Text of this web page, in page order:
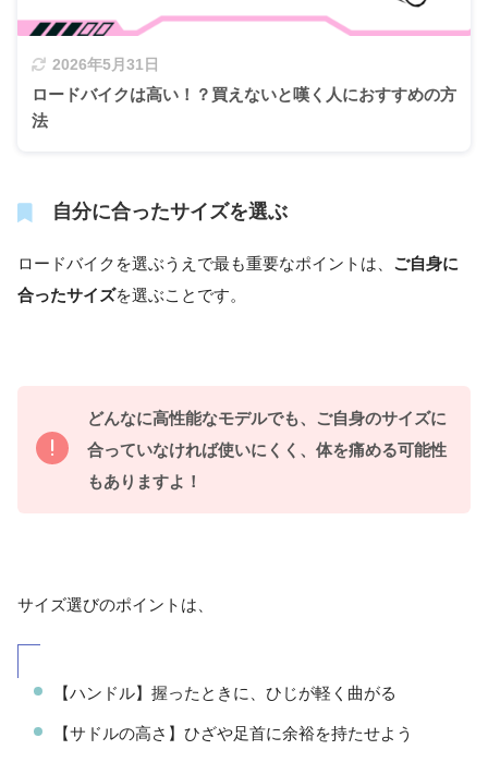
2026年5月31日
ロードバイクは高い！？買えないと嘆く人におすすめの方
法
自分に合ったサイズを選ぶ
ロードバイクを選ぶうえで最も重要なポイントは、 ご自身に
合ったサイズを選ぶことです。
どんなに高性能なモデルでも、ご自身のサイズに
合っていなければ使いにくく、体を痛める可能性
もありますよ！
サイズ選びのポイントは、
【ハンドル】握ったときに、ひじが軽く曲がる
【サドルの高さ】ひざや足首に余裕を持たせよう